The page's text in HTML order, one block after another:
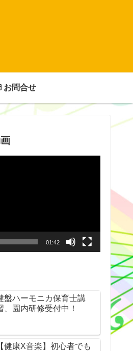
お問合せ
01:42
盤ハーモニカ保育士講
、園内研修受付中！
【健康X音楽】初心者でも